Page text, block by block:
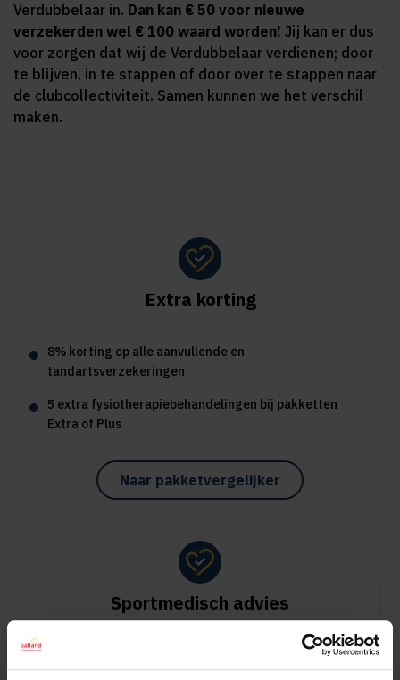
Verdubbelaar in. Dan kan € 50 voor nieuwe
verzekerden wel € 100 waard worden! Jij kan er dus
voor zorgen dat wij de Verdubbelaar verdienen; door
te blijven, in te stappen of door over te stappen naar
de clubcollectiviteit. Samen kunnen we het verschil
maken.
Extra korting
8% korting op alle aanvullende en
tandartsverzekeringen
5 extra fysiotherapiebehandelingen bij pakketten
Extra of Plus
Naar pakketvergelijker
Sportmedisch advies
Vergoeding tot €125 per kalenderjaar bij pakket Plus